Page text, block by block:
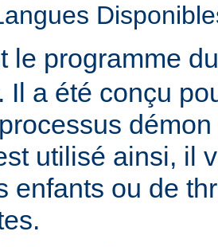
le programme
Il a été conçu
utilisé ainsi, il
enfants ou de